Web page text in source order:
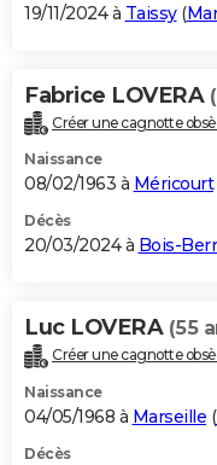
19/11/2024 à Taissy(
Fabrice LOVERA
Créer une cagnotte
Naissance
08/02/1963 à Méricourt
Décès
20/03/2024 à Bois-
Luc LOVERA (55
Créer une cagnotte
Naissance
04/05/1968 à Marseille (
Décès